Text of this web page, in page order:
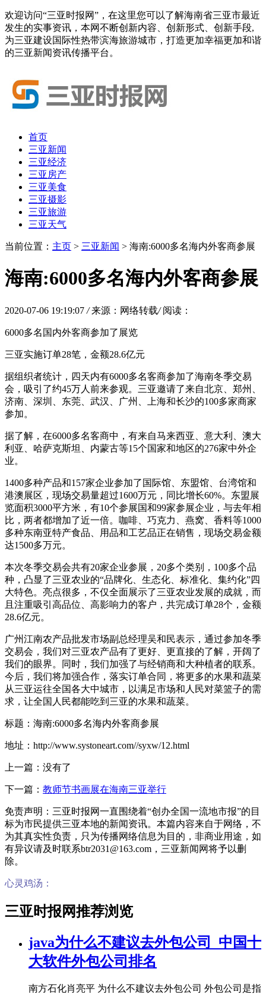
欢迎访问“三亚时报网”，在这里您可以了解海南省三亚市最近
发生的实事资讯，本网不断创新内容、创新形式、创新手段,
为三亚建设国际性热带滨海旅游城市，打造更加幸福更加和谐
的三亚新闻资讯传播平台。
首页
三亚新闻
三亚经济
三亚房产
三亚美食
三亚摄影
三亚旅游
三亚天气
当前位置： 主页 > 三亚新闻 > 海南:6000多名海内外客商参展
海南:6000多名海内外客商参展
2020-07-06 19:19:07 / 来源：网络转载/ 阅读：
6000多名国内外客商参加了展览
三亚实施订单28笔，金额28.6亿元
据组织者统计，四天内有6000多名客商参加了海南冬季交易
会，吸引了约45万人前来参观。三亚邀请了来自北京、郑州、
济南、深圳、东莞、武汉、广州、上海和长沙的100多家商家
参加。
据了解，在6000多名客商中，有来自马来西亚、意大利、澳大
利亚、哈萨克斯坦、内蒙古等15个国家和地区的276家中外企
业。
1400多种产品和157家企业参加了国际馆、东盟馆、台湾馆和
港澳展区，现场交易量超过1600万元，同比增长60%。东盟展
览面积3000平方米，有10个参展国和99家参展企业，与去年相
比，两者都增加了近一倍。咖啡、巧克力、燕窝、香料等1000
多种东南亚特产食品、用品和工艺品正在销售，现场交易金额
达1500多万元。
本次冬季交易会共有20家企业参展，20多个类别，100多个品
种，凸显了三亚农业的“品牌化、生态化、标准化、集约化”四
大特色。亮点很多，不仅全面展示了三亚农业发展的成就，而
且注重吸引高品位、高影响力的客户，共完成订单28个，金额
28.6亿元。
广州江南农产品批发市场副总经理吴和民表示，通过参加冬季
交易会，我们对三亚农产品有了更好、更直接的了解，开阔了
我们的眼界。同时，我们加强了与经销商和大种植者的联系。
今后，我们将加强合作，落实订单合同，将更多的水果和蔬菜
从三亚运往全国各大中城市，以满足市场和人民对菜篮子的需
求，让全国人民都能吃到三亚的水果和蔬菜。
标题：海南:6000多名海内外客商参展
地址：http://www.systoneart.com//syxw/12.html
上一篇：没有了
下一篇： 教师节书画展在海南三亚举行
免责声明：三亚时报网一直围绕着“创办全国一流地市报”的目
标为市民提供三亚本地的新闻资讯。本篇内容来自于网络，不
为其真实性负责，只为传播网络信息为目的，非商业用途，如
有异议请及时联系btr2031@163.com，三亚新闻网将予以删
除。
心灵鸡汤：
三亚时报网推荐浏览
java为什么不建议去外包公司_中国十
大软件外包公司排名
南方石化肖亮平 为什么不建议去外包公司 外包公司是指